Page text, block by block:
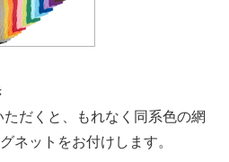
だくと、もれなく同系色の網
ネットをお付けします。